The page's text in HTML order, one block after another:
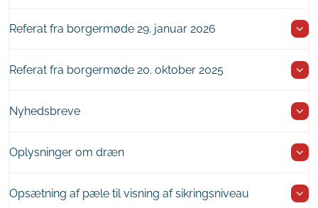
Referat fra borgermøde 29. januar 2026
Referat fra borgermøde 20. oktober 2025
Nyhedsbreve
Oplysninger om dræn
Opsætning af pæle til visning af sikringsniveau